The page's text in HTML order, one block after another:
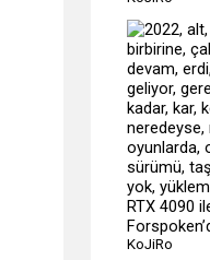
RTX 4090
KoJiRo